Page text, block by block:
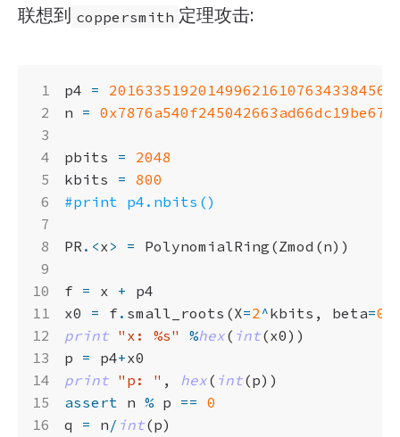
联想到 coppersmith 定理攻击:
p4 =
n =
pbits =
2048
kbits
= 800
#print p4.nbits()
PR.<x> = PolynomialRing (Zmod (n))
f = x +
p4
x0
= f . small_roots (X=2 ^kbits , beta=
print "x: %s" %hex( int(x0 ))
p = p4+x0
print "p: " , hex( int(p))
assert n % p == 0
q
= n/ int(p)